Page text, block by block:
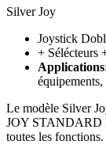
Silver Joy
Joystick
+ Sélécteurs
Applications
Le modèle Silver
JOY STANDARD
toutes les